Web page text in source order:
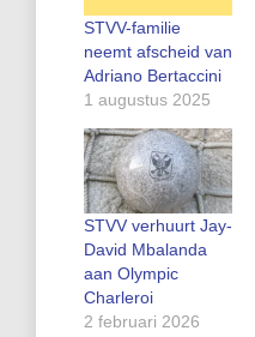
STVV-familie
neemt afscheid van
Adriano Bertaccini
1 augustus 2025
STVV verhuurt Jay-
David Mbalanda
aan Olympic
Charleroi
2 februari 2026